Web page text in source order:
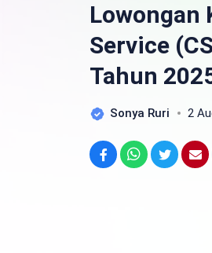
Lowongan
Service
Tahun
Sonya Ruri 2